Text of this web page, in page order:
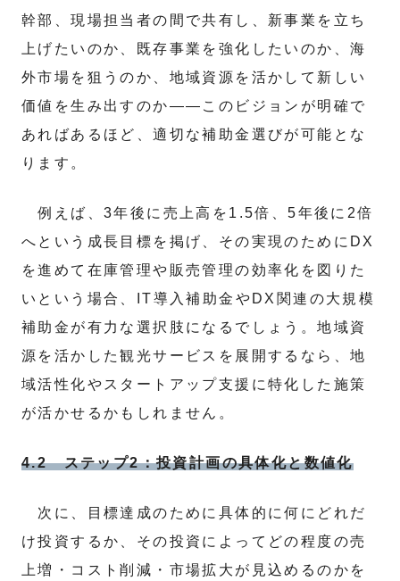
幹部、現場担当者の間で共有し、新事業を立ち
上げたいのか、既存事業を強化したいのか、海
外市場を狙うのか、地域資源を活かして新しい
価値を生み出すのか――このビジョンが明確で
あればあるほど、適切な補助金選びが可能とな
ります。
例えば、3年後に売上高を1.5倍、5年後に2倍
へという成長目標を掲げ、その実現のためにDX
を進めて在庫管理や販売管理の効率化を図りた
いという場合、IT導入補助金やDX関連の大規模
補助金が有力な選択肢になるでしょう。地域資
源を活かした観光サービスを展開するなら、地
域活性化やスタートアップ支援に特化した施策
が活かせるかもしれません。
4.2 ステップ2：投資計画の具体化と数値化
次に、目標達成のために具体的に何にどれだ
け投資するか、その投資によってどの程度の売
上増・コスト削減・市場拡大が見込めるのかを